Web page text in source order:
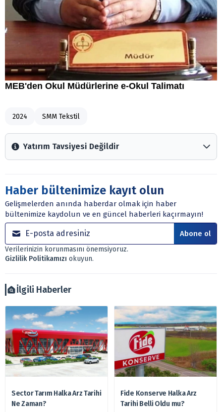
2024 SMM Tekstil
Yatırım Tavsiyesi Değildir
Arztakvimi.com.tr içerisinde yayınlanan bilgiler, yorumlar
Sitede yer alan tüm içerikler kişisel görüşlere
dayanmaktadır. Yatırım danışmanlığı hizmeti; aracı
kurumlar, mevduat kabul etmeyen bankalar, portföy
yönetim şirketleri ile müşteri arasında imzalanacak
sözleşme çerçevesinde sunulmaktadır.
Sitemizde bulunan bilgiler ve görüşler, sizin mali
durumunuz, risk – getiri beklentileriniz ile uyuşmayabilir.
Ayrıca burada yer alan bilgilere dayanarak, yatırım kararı
zararlardan, arztakvimi.com.tr sorumlu tutulamaz.
Haber bültenimize kayıt olun
Gelişmelerden anında haberdar olmak için haber
bültenimize kaydolun ve en güncel haberleri kaçırmayın!
Abone ol
Verilerinizin korunmasını önemsiyoruz.
Gizlilik Politikamızı okuyun.
İlgili Haberler
Sector Tarım Halka Arz Tarihi
Ne Zaman?
Fide Konserve Halka Arz
Tarihi Belli Oldu mu?